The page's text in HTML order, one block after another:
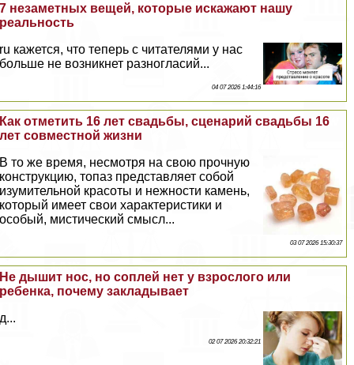
7 незаметных вещей, которые искажают нашу
реальность
ru кажется, что теперь с читателями у нас
больше не возникнет разногласий...
04 07 2026 1:44:16
Как отметить 16 лет свадьбы, сценарий свадьбы 16
лет совместной жизни
В то же время, несмотря на свою прочную
конструкцию, топаз представляет собой
изумительной красоты и нежности камень,
который имеет свои хаpaктеристики и
особый, мистический смысл...
03 07 2026 15:30:37
Не дышит нос, но соплей нет у взрослого или
ребенка, почему закладывает
д...
02 07 2026 20:32:21